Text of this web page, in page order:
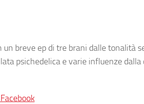
breve ep di tre brani dalle tonalità
psichedelica e varie influenze